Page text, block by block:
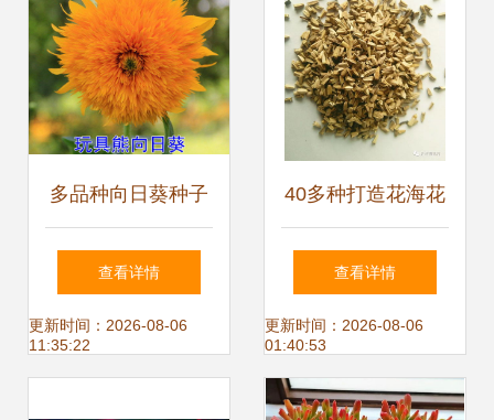
多品种向日葵种子
的选择与种植指南
查看详情
更新时间：2026-08-06
11:35:22
40多种打造花海花
田的花卉种子，你
认识几种？
查看详情
更新时间：2026-08-06
01:40:53